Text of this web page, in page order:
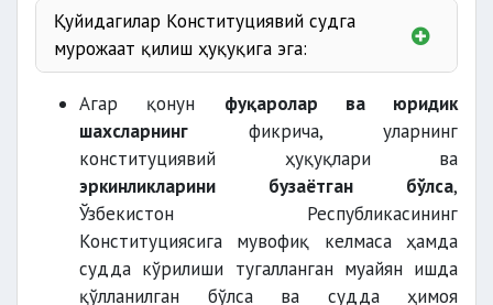
қарорларининг
фармонлари
қарорлари
фармойишларининг
қарорларининг
Ўзбекистон
Республикасининг Конституциясига
мувофиқлигини аниқлайди
Қуйидагилар Конституциявий судга
мурожаат қилиш ҳуқуқига эга:
Агар қонун фуқаролар ва юридик
шахсларнинг фикрича, уларнинг
конституциявий ҳуқуқлари ва
эркинликларини бузаётган бўлса,
Ўзбекистон Республикасининг
Конституциясига мувофиқ келмаса ҳамда
судда кўрилиши тугалланган муайян ишда
қўлланилган бўлса ва судда ҳимоя